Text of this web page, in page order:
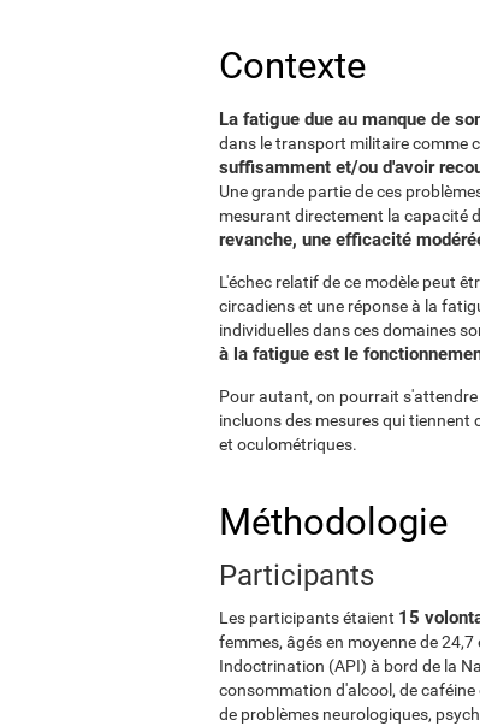
Contexte
La fatigue due au manque de
dans le transport militaire comme
suffisamment et/ou d'avoir
Une grande partie de ces
mesurant directement la capacité
revanche, une efficacité
L'échec relatif de ce modèle peut
circadiens et une réponse à la
individuelles dans ces domaines
à la fatigue est le
Pour autant, on pourrait
incluons des mesures qui tiennent
et oculométriques.
Méthodologie
Participants
Les participants étaient 15
femmes, âgés en moyenne de
Indoctrination (API) à bord de la
consommation d'alcool, de
de problèmes neurologiques,